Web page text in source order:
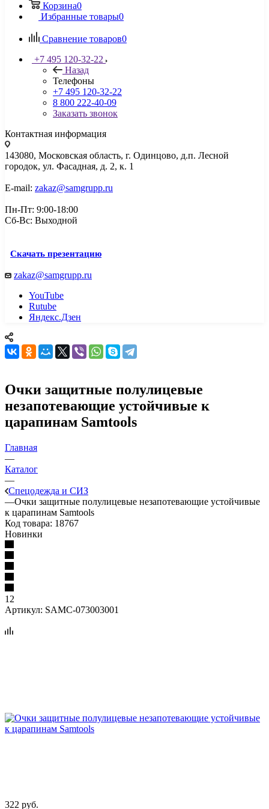
Корзина0
Избранные товары0
Сравнение товаров0
+7 495 120-32-22
Назад
Телефоны
+7 495 120-32-22
8 800 222-40-09
Заказать звонок
Контактная информация
143080, Mосковская область, г. Одинцово, д.п. Лесной
городок, ул. Фасадная, д. 2, к. 1
E-mail: zakaz@samgrupp.ru
Пн-Пт: 9:00-18:00
Сб-Вс: Выходной
Скачать презентацию
zakaz@samgrupp.ru
YouTube
Rutube
Яндекс.Дзен
Очки защитные полулицевые
незапотевающие устойчивые к
царапинам Samtools
Главная
—
Каталог
—
Спецодежда и СИЗ
—Очки защитные полулицевые незапотевающие устойчивые
к царапинам Samtools
Код товара: 18767
Новинки
12
Артикул: SAMC-073003001
322 руб.